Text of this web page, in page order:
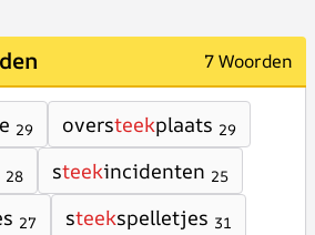
7 Woorden
29 oversteekplaats 29
28 steekincidenten 25
27 steekspelletjes 31